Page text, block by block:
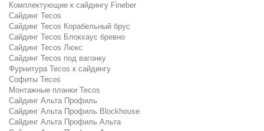
Комплектующие к сайдингу Fineber
Сайдинг Tecos
Сайдинг Tecos Корабельный брус
Сайдинг Tecos Блокхаус бревно
Сайдинг Tecos Люкс
Сайдинг Tecos под вагонку
Фурнитура Tecos к сайдингу
Софиты Tecos
Монтажные планки Tecos
Сайдинг Альта Профиль
Сайдинг Альта Профиль Blockhouse
Сайдинг Альта Профиль Альта